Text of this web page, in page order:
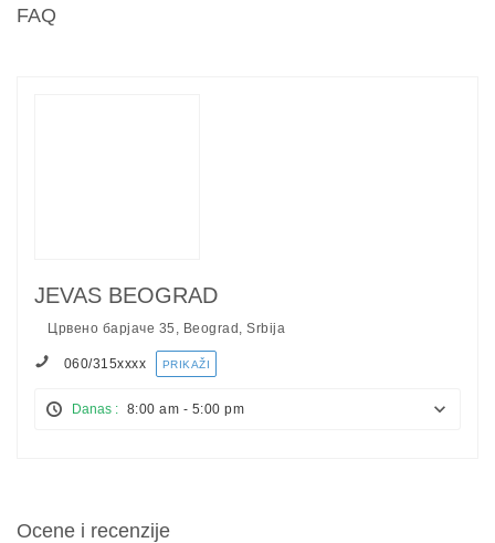
FAQ
JEVAS BEOGRAD
Црвено барјаче 35, Beograd, Srbija
060/315xxxx PRIKAŽI
Danas : 8:00 am - 5:00 pm
Ocene i recenzije